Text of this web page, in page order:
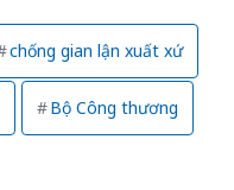
chống gian lận xuất xứ
Bộ Công thương